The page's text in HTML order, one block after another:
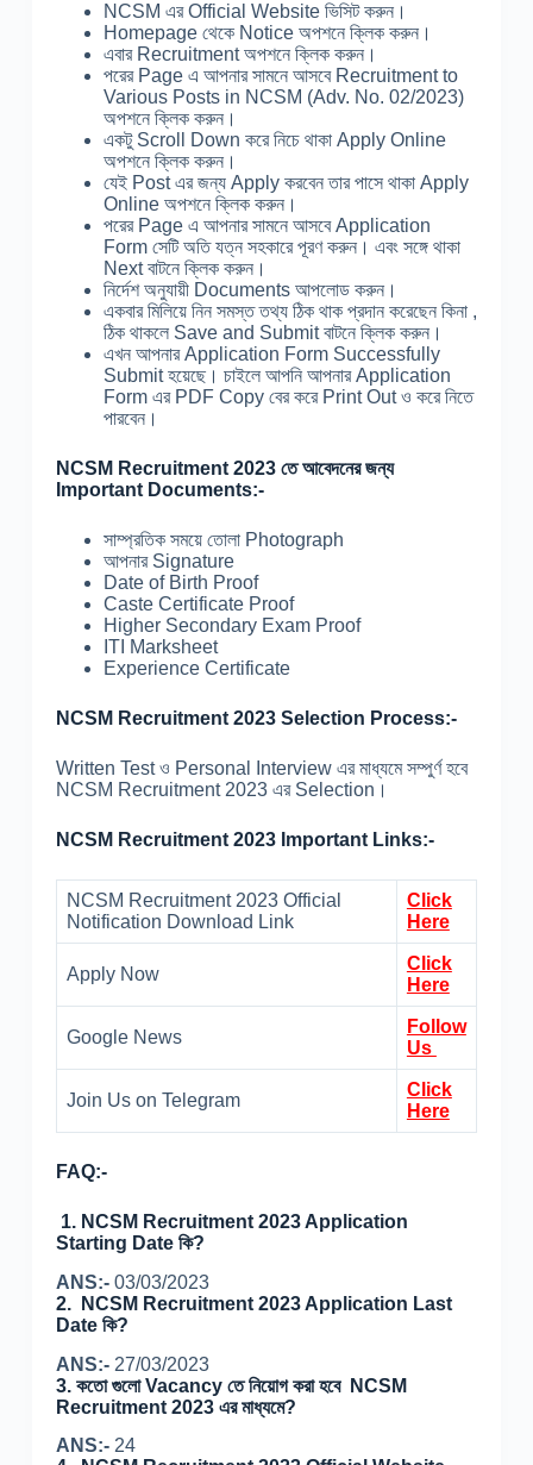
NCSM এর Official Website ভিসিট করুন।
Homepage থেকে Notice অপশনে ক্লিক করুন।
এবার Recruitment অপশনে ক্লিক করুন।
পরের Page এ আপনার সামনে আসবে Recruitment to
Various Posts in NCSM (Adv. No. 02/2023)
অপশনে ক্লিক করুন।
একটু Scroll Down করে নিচে থাকা Apply Online
অপশনে ক্লিক করুন।
যেই Post এর জন্য Apply করবেন তার পাসে থাকা Apply
Online অপশনে ক্লিক করুন।
পরের Page এ আপনার সামনে আসবে Application
Form সেটি অতি যত্ন সহকারে পূরণ করুন। এবং সঙ্গে থাকা
Next বাটনে ক্লিক করুন।
নির্দেশ অনুযায়ী Documents আপলোড করুন।
একবার মিলিয়ে নিন সমস্ত তথ্য ঠিক থাক প্রদান করেছেন কিনা ,
ঠিক থাকলে Save and Submit বাটনে ক্লিক করুন।
এখন আপনার Application Form Successfully
Submit হয়েছে। চাইলে আপনি আপনার Application
Form এর PDF Copy বের করে Print Out ও করে নিতে
পারবেন।
NCSM Recruitment 2023 তে আবেদনের জন্য
Important Documents:-
সাম্প্রতিক সময়ে তোলা Photograph
আপনার Signature
Date of Birth Proof
Caste Certificate Proof
Higher Secondary Exam Proof
ITI Marksheet
Experience Certificate
NCSM Recruitment 2023 Selection Process:-
Written Test ও Personal Interview এর মাধ্যমে সম্পুর্ণ হবে
NCSM Recruitment 2023 এর Selection।
NCSM Recruitment 2023 Important Links:-
NCSM Recruitment 2023 Official
Notification Download Link
Click
Here
Apply Now
Click
Here
Google News
Follow
Us
Join Us on Telegram
Click
Here
FAQ:-
1. NCSM Recruitment 2023 Application
Starting Date কি?
ANS:-03/03/2023
2. NCSM Recruitment 2023 Application Last
Date কি?
ANS:-27/03/2023
3. কতো গুলো Vacancy তে নিয়োগ করা হবে NCSM
Recruitment 2023 এর মাধ্যমে?
ANS:- 24